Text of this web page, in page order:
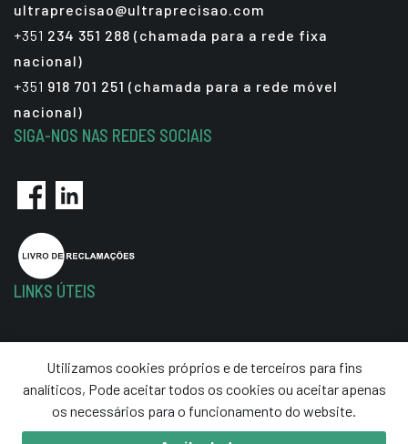
ultraprecisao@ultraprecisao.com
+351 234 351 288 (chamada para a rede fixa
nacional)
+351 918 701 251 (chamada para a rede móvel
nacional)
SIGA-NOS NAS REDES SOCIAIS
LINKS ÚTEIS
Termos e Condições
Resolução de Litígios
Utilizamos cookies próprios e de terceiros para fins
analíticos, Pode aceitar todos os cookies ou aceitar apenas
os necessários para o funcionamento do website.